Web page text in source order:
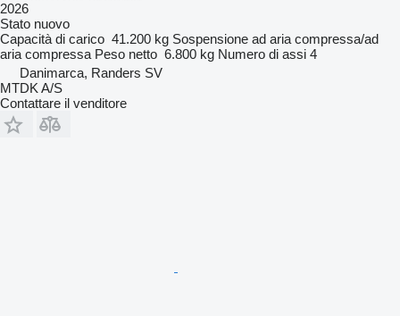
2026
Stato nuovo
Capacità di carico 41.200 kg Sospensione ad aria compressa/ad
aria compressa Peso netto 6.800 kg Numero di assi 4
Danimarca, Randers SV
MTDK A/S
Contattare il venditore